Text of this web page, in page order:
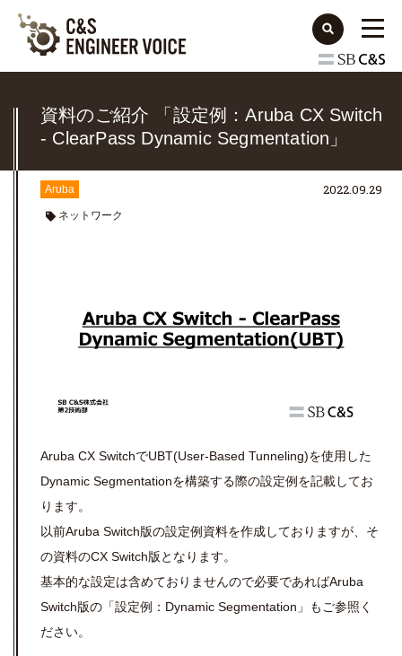
資料のご紹介 「設定例：Aruba CX Switch
- ClearPass Dynamic Segmentation」
Aruba
ネットワーク
2022.09.29
Aruba CX SwitchでUBT(User-Based Tunneling)を使用した
Dynamic Segmentationを構築する際の設定例を記載してお
ります。
以前Aruba Switch版の設定例資料を作成しておりますが、そ
の資料のCX Switch版となります。
基本的な設定は含めておりませんので必要であればAruba
Switch版の「設定例：Dynamic Segmentation」もご参照く
ださい。